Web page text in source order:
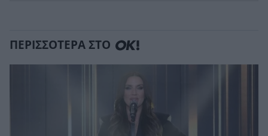
ΠΕΡΙΣΣΟΤΕΡΑ ΣΤΟ